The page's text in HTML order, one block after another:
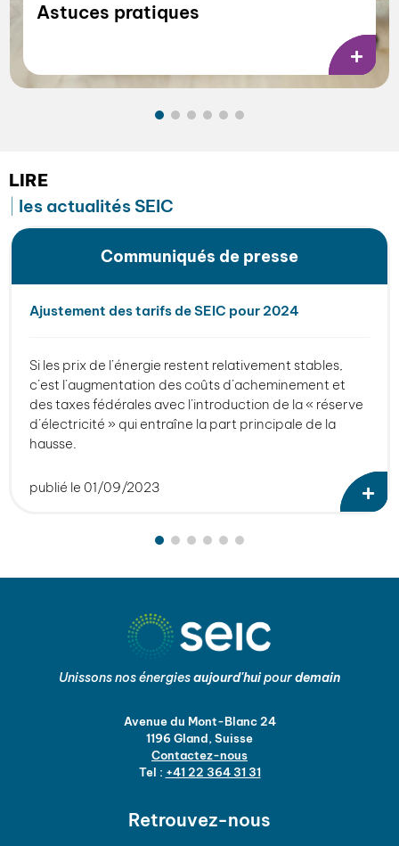
Astuces pratiques
LIRE
les actualités SEIC
Communiqués de presse
Ajustement des tarifs de SEIC pour 2024
Si les prix de l’énergie restent relativement stables,
c’est l’augmentation des coûts d’acheminement et
des taxes fédérales avec l’introduction de la « réserve
d’électricité » qui entraîne la part principale de la
hausse.
publié le 01/09/2023
Unissons nos énergiesaujourd'huipourdemain
Avenue du Mont-Blanc 24
1196 Gland, Suisse
Contactez-nous
Tel : +41 22 364 31 31
Retrouvez-nous